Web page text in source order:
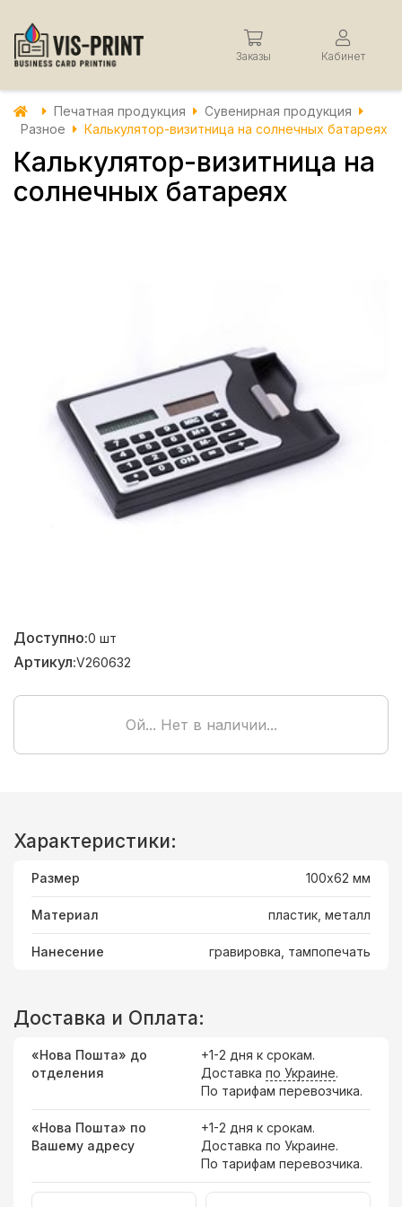
Заказы Кабинет
Печатная продукция
Сувенирная продукция
Разное
Калькулятор-визитница на солнечных батареях
Калькулятор-визитница на
солнечных батареях
Доступно:0 шт
Артикул:V260632
Ой... Нет в наличии...
Характеристики:
Размер 100х62 мм
Материал пластик, металл
Нанесение гравировка, тампопечать
Доставка и Оплата:
«Нова Пошта» до
отделения
+1-2 дня к срокам.
Доставка по Украине.
По тарифам перевозчика.
«Нова Пошта» по
Вашему адресу
+1-2 дня к срокам.
Доставка по Украине.
По тарифам перевозчика.